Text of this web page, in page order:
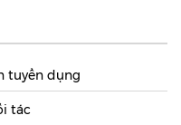
tuyển dụng
tác